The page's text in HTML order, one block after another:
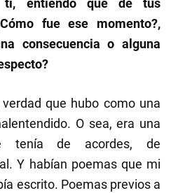
ti, entiendo que de tus
fue ese momento?,
consecuencia o alguna
que hubo como una
O sea, era una
tenía de acordes, de
Y habían poemas que mi
escrito. Poemas previos a